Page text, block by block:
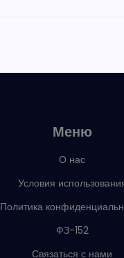
Меню
О нас
Условия
Политика
ФЗ-152
Связаться с нами